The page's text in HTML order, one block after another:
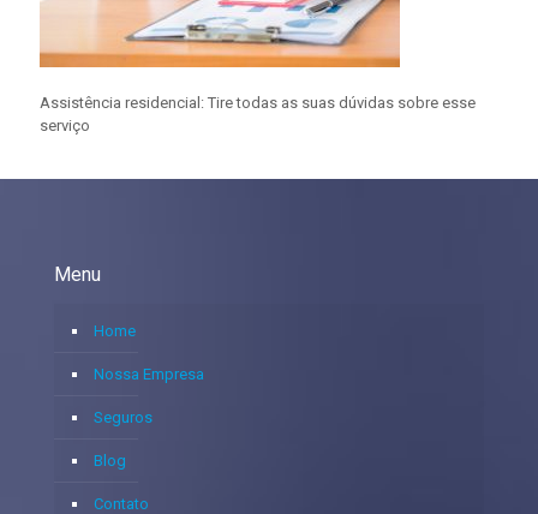
Assistência residencial: Tire todas as suas dúvidas sobre esse
serviço
Menu
Home
Nossa Empresa
Seguros
Blog
Contato